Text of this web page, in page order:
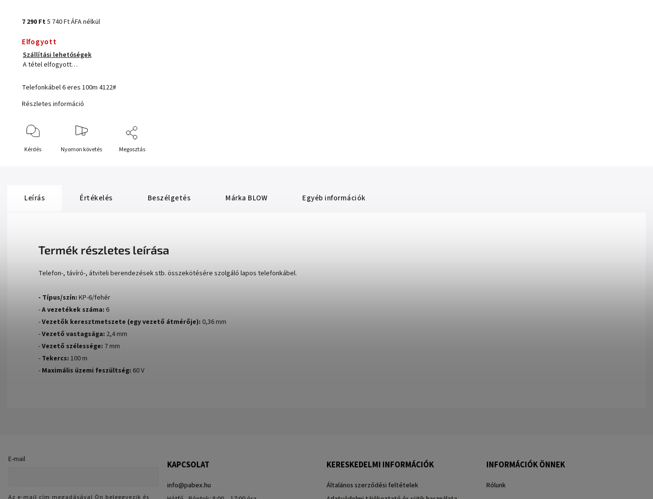
7 290 Ft5 740 Ft ÁFA nélkül
Elfogyott
Szállítási lehetőségek
A tétel elfogyott…
Telefonkábel 6 eres 100m 4122#
Részletes információ
Kérdés Nyomon követés Megosztás
Leírás Értékelés Beszélgetés Márka BLOW Egyéb információk
Termék részletes leírása
Telefon-, távíró-, átviteli berendezések stb. összekötésére szolgáló lapos telefonkábel.
- Típus/szín: KP-6/fehér
-A vezetékek száma: 6
-Vezetők keresztmetszete (egy vezető átmérője): 0,36 mm
-Vezető vastagsága: 2,4 mm
-Vezető szélessége: 7 mm
- Tekercs: 100 m
- Maximális üzemi feszültség: 60 V
E-mail
Az e-mail cím megadásával Ön beleegyezik és
KAPCSOLAT
info@pabex.hu
KERESKEDELMI INFORMÁCIÓK
Általános szerződési feltételek
INFORMÁCIÓK ÖNNEK
Rólunk